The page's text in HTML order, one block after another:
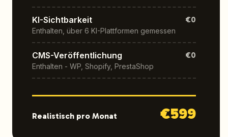
KI-Sichtbarkeit
Enthalten, über 6 KI-Plattformen gemessen
€0
CMS-Veröffentlichung
Enthalten - WP, Shopify, PrestaShop
€0
Realistisch pro Monat €599